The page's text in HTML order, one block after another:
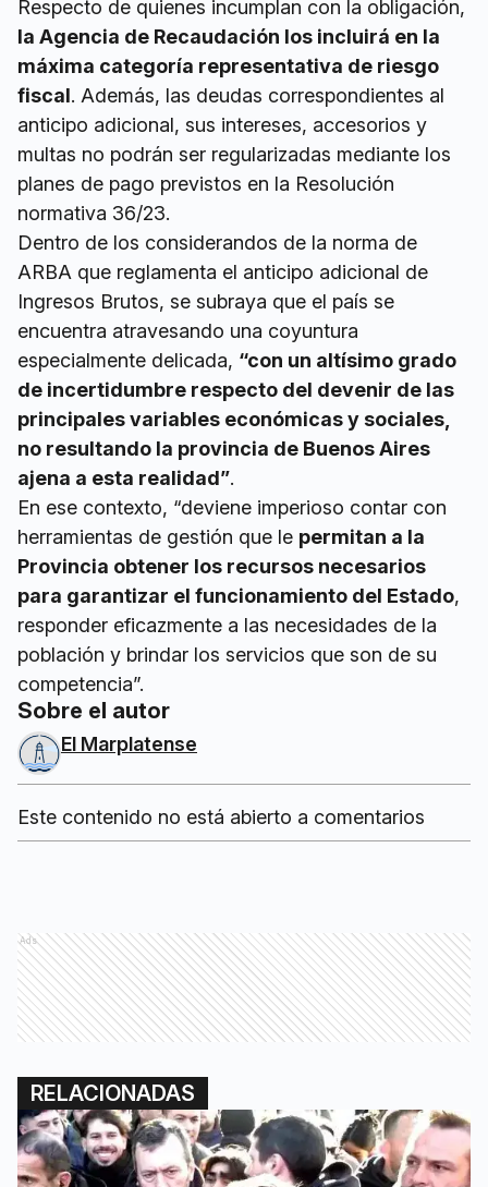
Respecto de quienes incumplan con la obligación,
la Agencia de Recaudación los incluirá en la
máxima categoría representativa de riesgo
fiscal. Además, las deudas correspondientes al
anticipo adicional, sus intereses, accesorios y
multas no podrán ser regularizadas mediante los
planes de pago previstos en la Resolución
normativa 36/23.
Dentro de los considerandos de la norma de
ARBA que reglamenta el anticipo adicional de
Ingresos Brutos, se subraya que el país se
encuentra atravesando una coyuntura
especialmente delicada, “con un altísimo grado
de incertidumbre respecto del devenir de las
principales variables económicas y sociales,
no resultando la provincia de Buenos Aires
ajena a esta realidad”.
En ese contexto, “deviene imperioso contar con
herramientas de gestión que le permitan a la
Provincia obtener los recursos necesarios
para garantizar el funcionamiento del Estado,
responder eficazmente a las necesidades de la
población y brindar los servicios que son de su
competencia”.
Sobre el autor
El Marplatense
Este contenido no está abierto a comentarios
Ads
RELACIONADAS